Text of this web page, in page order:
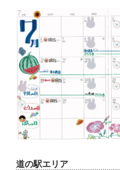
道の駅エリア